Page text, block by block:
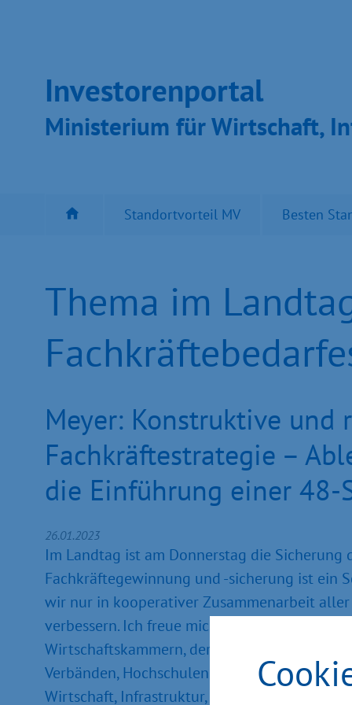
Inves­toren­por­tal
Ministeri­um für Wirt­schaft,
Standortvorteil MV Besten
Thema im
Meyer: Konstruktive
Fachkräftestrategie –
die Einführung einer 48-
26.01.2023
Im Landtag ist am Donnerstag die
Fachkräftegewinnung und -sicherung ist ein
wir nur in kooperativer Zusammenarbeit
verbessern. Ich freue mich über die rege
Wirtschaftskammern, der Verbände und von
Verbänden, Hochschulen und Gewerkschaft.
Wirtschaft, Infrastruktur, Tourismus und Arbeit